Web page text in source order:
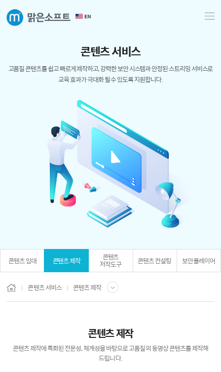
EN
콘텐츠서비스
고품질 콘텐츠를 쉽고 빠르게 제작하고, 강력한 보안 시스템과안정된 스트리밍 서비스로
교육 효과가 극대화 될 수 있도록 지원합니다.
콘텐츠 임대 콘텐츠 제작 콘텐츠
저작도구 콘텐츠 컨설팅 보안 플레이어
콘텐츠 서비스 콘텐츠 제작
콘텐츠 제작
콘텐츠 제작에 특화된 전문성, 체계성을 바탕으로 고품질의 동영상 콘텐츠를 제작해
드립니다.